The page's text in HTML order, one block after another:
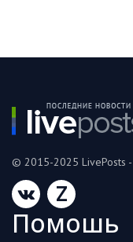
© 2015-2025 LivePosts
Z
Помошь